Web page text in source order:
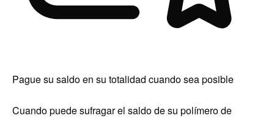
Pague su saldo en su totalidad cuando sea posible
Cuando puede sufragar el saldo de su polímero de